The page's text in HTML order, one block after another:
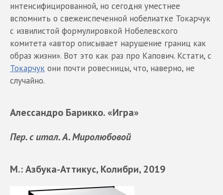
интенсифицированной, но сегодня уместнее
вспомнить о свежеиспеченной нобелиатке Токарчук
с извилистой формулировкой Нобелевского
комитета «автор описывает нарушение границ как
образ жизни». Вот это как раз про Капович. Кстати, с
Токарчук они почти ровесницы, что, наверно, не
случайно.
Алессандро Барикко. «Игра»
Пер. с итал. А. Миролюбовой
М.: Азбука-Аттикус, Колибри, 2019